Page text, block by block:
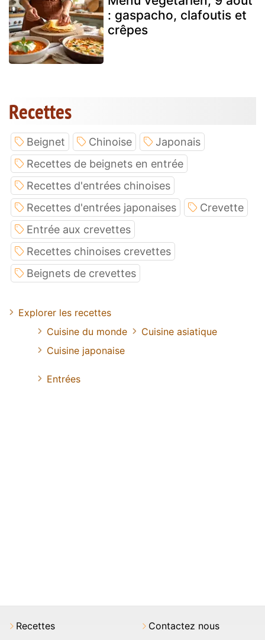
: gaspacho, clafoutis et
crêpes
Recettes
Beignet Chinoise
Japonais
Recettes de beignets en entrée
Recettes d'entrées chinoises
Recettes d'entrées japonaises
Crevette
Entrée aux crevettes
Recettes chinoises crevettes
Beignets de crevettes
Explorer les recettes
Cuisine du monde
Cuisine asiatique
Cuisine japonaise
Entrées
Recettes Contactez nous